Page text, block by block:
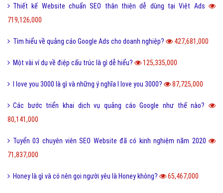
Thiết kế Website chuẩn SEO thân thiện dễ dùng tại Việt Ads
719,126,000
Tìm hiểu về quảng cáo Google Ads cho doanh nghiệp? 427,681,000
Một vài ví dụ về điệp cấu trúc là gì dễ hiểu? 125,335,000
I love you 3000 là gì và những ý nghĩa I love you 3000? 87,725,000
Các bước triển khai dịch vụ quảng cáo Google như thế nào?
80,141,000
Tuyển 03 chuyên viên SEO Website đã có kinh nghiệm năm 2020
71,837,000
Honey là gì và có nên gọi người yêu là Honey không? 65,467,000